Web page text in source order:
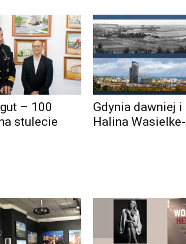
– 100
stulecie
Gdynia dawniej
Halina